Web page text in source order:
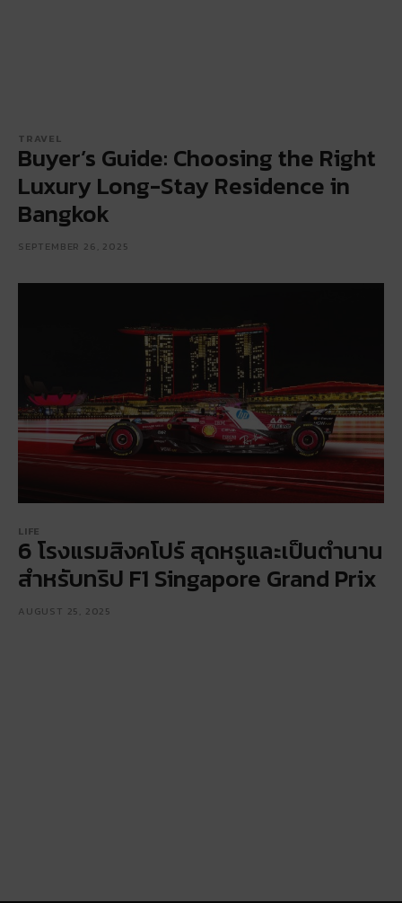
TRAVEL
Buyer’s Guide: Choosing the Right
Luxury Long-Stay Residence in
Bangkok
SEPTEMBER 26, 2025
LIFE
6 โรงแรมสิงคโปร์ สุดหรูและเป็นตำนาน
สำหรับทริป F1 Singapore Grand Prix
AUGUST 25, 2025